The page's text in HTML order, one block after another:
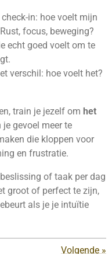
in: hoe voelt mijn
focus, beweging?
echt goed voelt om te
verschil: hoe voelt het?
train je jezelf om het
je gevoel meer te
die kloppen voor
en frustratie.
of taak per dag
groot of perfect te zijn,
als je je intuïtie
Volgende »